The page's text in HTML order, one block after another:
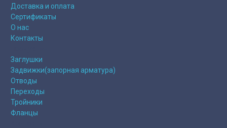
Доставка и оплата
Сертификаты
О нас
Контакты
Заглушки
Задвижки(запорная арматура)
Отводы
Переходы
Тройники
Фланцы